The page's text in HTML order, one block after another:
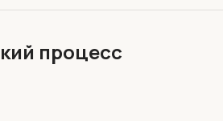
процесс